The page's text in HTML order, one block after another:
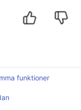
funktioner